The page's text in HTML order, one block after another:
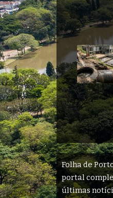
Folha de
portal
últimas